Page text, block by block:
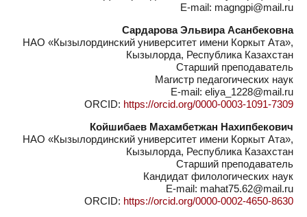
E-mail: magngpi@mail.ru
Сардарова Эльвира Асанбековна
НАО «Кызылординский университет имени Коркыт Ата»,
Кызылорда, Республика Казахстан
Старший преподаватель
Магистр педагогических наук
E-mail: eliya_1228@mail.ru
ORCID: https://orcid.org/0000-0003-1091-7309
Койшибаев Махамбетжан Нахипбекович
НАО «Кызылординский университет имени Коркыт Ата»,
Кызылорда, Республика Казахстан
Старший преподаватель
Кандидат филологических наук
E-mail: mahat75.62@mail.ru
ORCID: https://orcid.org/0000-0002-4650-8630